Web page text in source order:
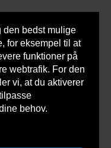
den bedst mulige
for eksempel til at
funktioner på
webtrafik. For den
vi, at du aktiverer
behov.
>
Kugleventiler
svejseender